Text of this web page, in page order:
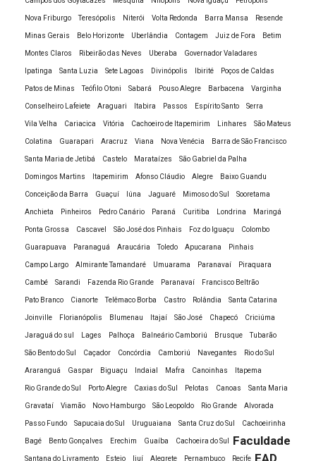
Faculdade a distância Recursos Humanos
Faculdade a distância Serviço Social
Faculdade a distância Teologia
Faculdade com vestibular online
Faculdade de Administração
Faculdade de Biologia
Faculdade de Ciências Contábeis
Faculdade de Educação Física EAD preço
Faculdade de Educação Física EAD
Faculdade de Estética e Cosmética
Faculdade de Gastronomia
Faculdade de Jornalismo EAD
Faculdade de Recursos Humanos
Faculdade digital
Faculdade EAD a distância
Faculdade EAD Administração valor
Faculdade EAD Assistente Social
Nova Friburgo Teresópolis Niterói Volta Redonda Barra Mansa Resende
Minas Gerais Belo Horizonte Uberlândia Contagem Juiz de Fora Betim
Montes Claros Ribeirão das Neves Uberaba Governador Valadares
Ipatinga Santa Luzia Sete Lagoas Divinópolis Ibirité Poços de Caldas
Patos de Minas Teófilo Otoni Sabará Pouso Alegre Barbacena Varginha
Conselheiro Lafeiete Araguari Itabira Passos Espírito Santo Serra
Vila Velha Cariacica Vitória Cachoeiro de Itapemirim Linhares São Mateus
Colatina Guarapari Aracruz Viana Nova Venécia Barra de São Francisco
Santa Maria de Jetibá Castelo Marataízes São Gabriel da Palha
Domingos Martins Itapemirim Afonso Cláudio Alegre Baixo Guandu
Conceição da Barra Guaçuí Iúna Jaguaré Mimoso do Sul Sooretama
Anchieta Pinheiros Pedro Canário Paraná Curitiba Londrina Maringá
Ponta Grossa Cascavel São José dos Pinhais Foz do Iguaçu Colombo
Guarapuava Paranaguá Araucária Toledo Apucarana Pinhais
Campo Largo Almirante Tamandaré Umuarama Paranavaí Piraquara
Cambé Sarandi Fazenda Rio Grande Paranavaí Francisco Beltrão
Pato Branco Cianorte Telêmaco Borba Castro Rolândia Santa Catarina
Joinville Florianópolis Blumenau Itajaí São José Chapecó Criciúma
Jaraguá do sul Lages Palhoça Balneário Camboriú Brusque Tubarão
São Bento do Sul Caçador Concórdia Camboriú Navegantes Rio do Sul
Araranguá Gaspar Biguaçu Indaial Mafra Canoinhas Itapema
Rio Grande do Sul Porto Alegre Caxias do Sul Pelotas Canoas Santa Maria
Gravataí Viamão Novo Hamburgo São Leopoldo Rio Grande Alvorada
Passo Fundo Sapucaia do Sul Uruguaiana Santa Cruz do Sul Cachoeirinha
Bagé Bento Gonçalves Erechim Guaíba Cachoeira do Sul
Santana do Livramento Esteio Ijuí Alegrete Pernambuco Recife
Faculdade
EAD.